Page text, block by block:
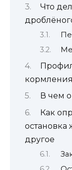
Что
В чем
Как
остановка
другое